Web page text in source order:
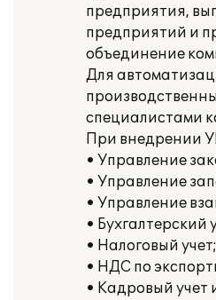
предприятия,
предприятий и
объединение
Для
специалистами
При внедрении
• Управление
• Управление
• Управление
• Бухгалтерский
• Налоговый учет;
• НДС по
• Кадровый учет